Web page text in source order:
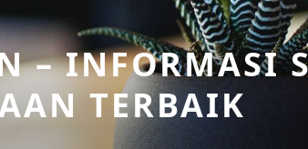
– INFORMASI
TERBAIK